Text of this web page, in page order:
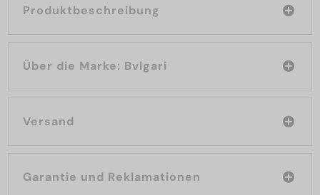
Produktbeschreibung
Über die Marke: Bvlgari
Versand
Garantie und Reklamationen